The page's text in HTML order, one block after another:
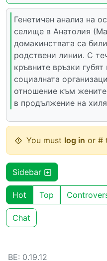
Генетичен анализ на
селище в Анатолия
домакинствата са
родствени линии. С
кръвните връзки
социалната
отношение към
в продължение на
You must log in or #
Sidebar
Hot Top
Chat
BE: 0.19.12